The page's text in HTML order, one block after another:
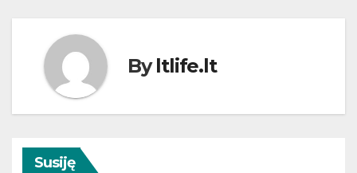
Byltlife.lt
Susiję